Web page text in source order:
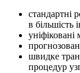
стандартні
в більшість
уніфіковані
швидке
процедур